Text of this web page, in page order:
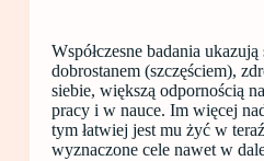
Współczesne badania
dobrostanem (szczęściem),
siebie, większą odpornością
pracy i w nauce. Im więcej
tym łatwiej jest mu żyć w
wyznaczone cele nawet w